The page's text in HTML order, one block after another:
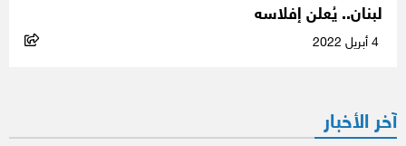
لبنان.. يُعلن إفلاسه
آخر الأخبار